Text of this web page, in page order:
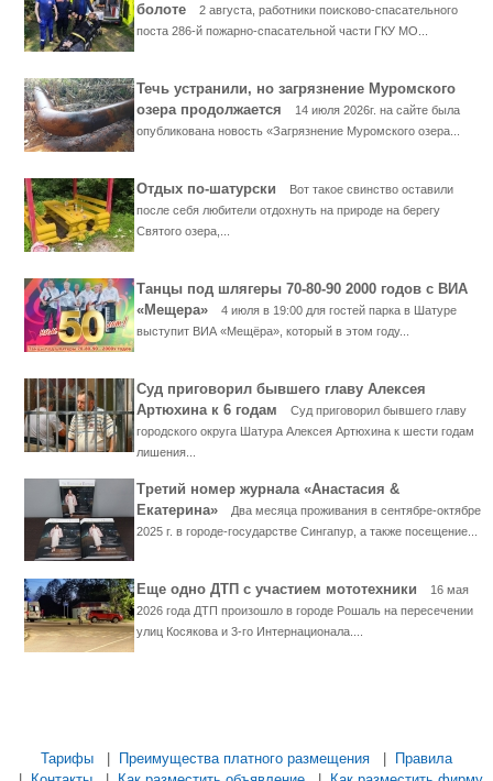
болоте
2 августа, работники поисково-спасательного
поста 286-й пожарно-спасательной части ГКУ МО...
Течь устранили, но загрязнение Муромского
озера продолжается
14 июля 2026г. на сайте была
опубликована новость «Загрязнение Муромского озера...
Отдых по-шатурски
Вот такое свинство оставили
после себя любители отдохнуть на природе на берегу
Святого озера,...
Танцы под шлягеры 70-80-90 2000 годов с ВИА
«Мещера»
4 июля в 19:00 для гостей парка в Шатуре
выступит ВИА «Мещёра», который в этом году...
Суд приговорил бывшего главу Алексея
Артюхина к 6 годам
Суд приговорил бывшего главу
городского округа Шатура Алексея Артюхина к шести годам
лишения...
Третий номер журнала «Анастасия &
Екатерина»
Два месяца проживания в сентябре-октябре
2025 г. в городе-государстве Сингапур, а также посещение...
Еще одно ДТП с участием мототехники
16 мая
2026 года ДТП произошло в городе Рошаль на пересечении
улиц Косякова и 3-го Интернационала....
Тарифы Преимущества платного размещения
Правила